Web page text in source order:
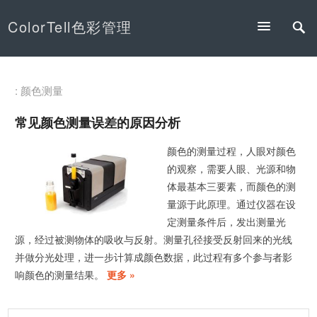
ColorTell色彩管理
: 颜色测量
常见颜色测量误差的原因分析
颜色的测量过程，人眼对颜色
的观察，需要人眼、光源和物
体最基本三要素，而颜色的测
量源于此原理。通过仪器在设
定测量条件后，发出测量光
源，经过被测物体的吸收与反射。测量孔径接受反射回来的光线
并做分光处理，进一步计算成颜色数据，此过程有多个参与者影
响颜色的测量结果。
更多 »